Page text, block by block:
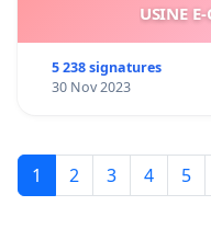
USINE
5 238 signatures
30 Nov 2023
1 2 3 4 5